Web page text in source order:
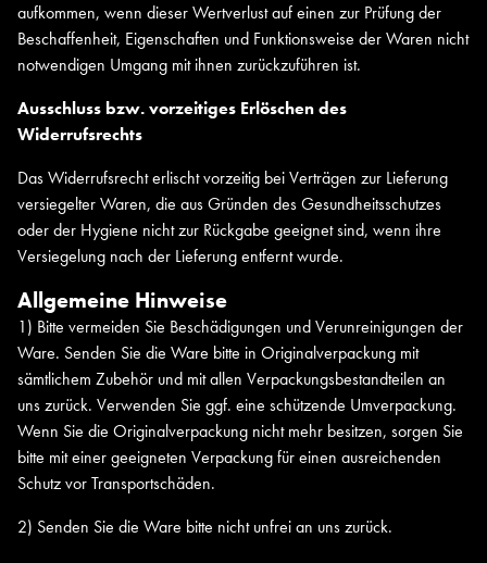
aufkommen, wenn dieser Wertverlust auf einen zur Prüfung der
Beschaffenheit, Eigenschaften und Funktionsweise der Waren nicht
notwendigen Umgang mit ihnen zurückzuführen ist.
Ausschluss bzw. vorzeitiges Erlöschen des
Widerrufsrechts
Das Widerrufsrecht erlischt vorzeitig bei Verträgen zur Lieferung
versiegelter Waren, die aus Gründen des Gesundheitsschutzes
oder der Hygiene nicht zur Rückgabe geeignet sind, wenn ihre
Versiegelung nach der Lieferung entfernt wurde.
Allgemeine Hinweise
1) Bitte vermeiden Sie Beschädigungen und Verunreinigungen der
Ware. Senden Sie die Ware bitte in Originalverpackung mit
sämtlichem Zubehör und mit allen Verpackungsbestandteilen an
uns zurück. Verwenden Sie ggf. eine schützende Umverpackung.
Wenn Sie die Originalverpackung nicht mehr besitzen, sorgen Sie
bitte mit einer geeigneten Verpackung für einen ausreichenden
Schutz vor Transportschäden.
2) Senden Sie die Ware bitte nicht unfrei an uns zurück.